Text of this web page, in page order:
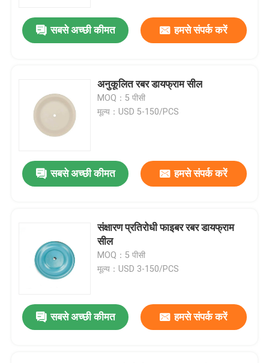
सबसे अच्छी कीमत हमसे संपर्क करें
अनुकूलित रबर डायफ्राम सील
MOQ：5 पीसी
मूल्य：USD 5-150/PCS
सबसे अच्छी कीमत हमसे संपर्क करें
संक्षारण प्रतिरोधी फाइबर रबर डायफ्राम
सील
MOQ：5 पीसी
मूल्य：USD 3-150/PCS
सबसे अच्छी कीमत हमसे संपर्क करें